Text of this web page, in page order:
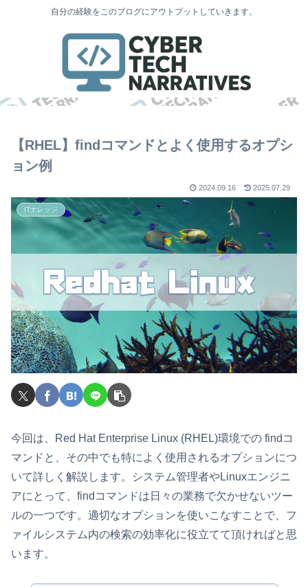
自分の経験をこのブログにアウトプットしていきます。
【RHEL】findコマンドとよく使用するオプシ
ョン例
2024.09.16 2025.07.29
ITナレッジ
今回は、Red Hat Enterprise Linux (RHEL)環境での findコ
マンドと、その中でも特によく使用されるオプションにつ
いて詳しく解説します。システム管理者やLinuxエンジニ
アにとって、findコマンドは日々の業務で欠かせないツー
ルの一つです。適切なオプションを使いこなすことで、フ
ァイルシステム内の検索の効率化に役立てて頂ければと思
います。